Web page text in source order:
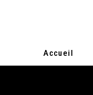
Accueil